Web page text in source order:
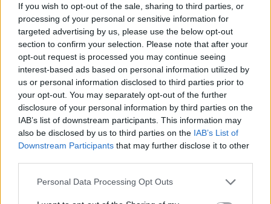
If you wish to opt-out of the sale, sharing to third parties, or
processing of your personal or sensitive information for
targeted advertising by us, please use the below opt-out
section to confirm your selection. Please note that after your
opt-out request is processed you may continue seeing
interest-based ads based on personal information utilized by
us or personal information disclosed to third parties prior to
your opt-out. You may separately opt-out of the further
disclosure of your personal information by third parties on the
IAB’s list of downstream participants. This information may
also be disclosed by us to third parties on the IAB’s List of
Downstream Participants that may further disclose it to other
Personal Data Processing Opt Outs
Kaksi Suomessa asuvaa henkilöä
altistui mahdollisesti
hantavirukselle lennolla.
Kaksi Suomessa asuvaa henkilöä altistui
mahdollisesti hantavirukselle lennolla, jolla